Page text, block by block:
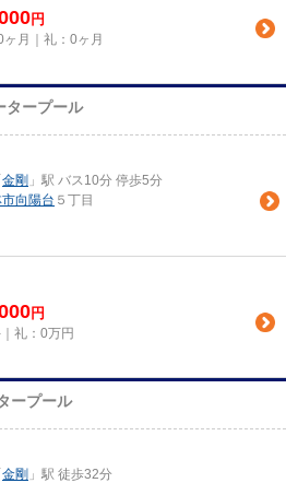
円
ヶ月｜礼：0ヶ月
ープール
金剛 」駅 バス10分 停歩5分
向陽台 ５丁目
円
礼：0万円
ープール
金剛 」駅 徒歩32分